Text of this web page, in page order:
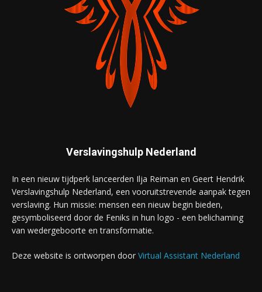
Verslavingshulp Nederland
In een nieuw tijdperk lanceerden Ilja Reiman en Geert Hendrik
Verslavingshulp Nederland, een vooruitstrevende aanpak tegen
verslaving. Hun missie: mensen een nieuw begin bieden,
gesymboliseerd door de Feniks in hun logo - een belichaming
van wedergeboorte en transformatie.
Deze website is ontworpen door Virtual Assistant Nederland